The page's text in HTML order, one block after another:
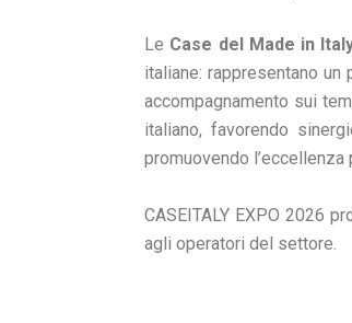
Le Case del Made in
italiane: rappresentano
accompagnamento sui
italiano, favorendo
promuovendo l’eccellenza
CASEITALY EXPO 2026
agli operatori del settore.